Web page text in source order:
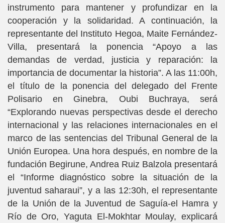
instrumento para mantener y profundizar en la
cooperación y la solidaridad. A continuación, la
representante del Instituto Hegoa, Maite Fernández-
Villa, presentará la ponencia “Apoyo a las
demandas de verdad, justicia y reparación: la
importancia de documentar la historia”. A las 11:00h,
el título de la ponencia del delegado del Frente
Polisario en Ginebra, Oubi Buchraya, será
“Explorando nuevas perspectivas desde el derecho
internacional y las relaciones internacionales en el
marco de las sentencias del Tribunal General de la
Unión Europea. Una hora después, en nombre de la
fundación Begirune, Andrea Ruiz Balzola presentará
el “Informe diagnóstico sobre la situación de la
juventud saharaui”, y a las 12:30h, el representante
de la Unión de la Juventud de Saguía-el Hamra y
Río de Oro, Yaguta El-Mokhtar Moulay, explicará